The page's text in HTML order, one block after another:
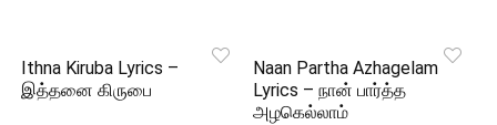
Ithna Kiruba Lyrics –
இத்தனை கிருபை
Naan Partha Azhagelam
Lyrics – நான் பார்த்த
அழகெல்லாம்